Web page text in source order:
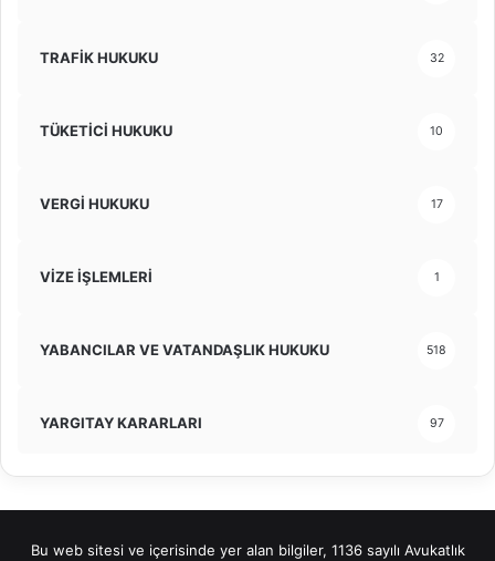
TRAFİK HUKUKU 32
TÜKETİCİ HUKUKU 10
VERGİ HUKUKU 17
VİZE İŞLEMLERİ 1
YABANCILAR VE VATANDAŞLIK HUKUKU 518
YARGITAY KARARLARI 97
Bu web sitesi ve içerisinde yer alan bilgiler, 1136 sayılı Avukatlık